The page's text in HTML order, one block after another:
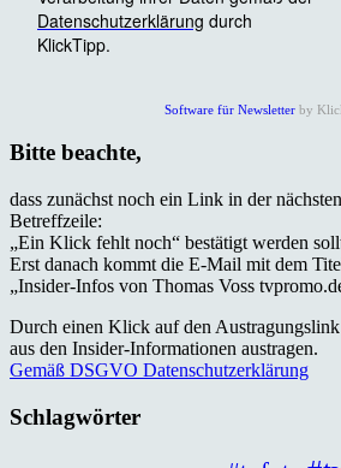
Software für Newsletter by
Bitte beachte,
dass zunächst noch ein Link in der
Betreffzeile:
„Ein Klick fehlt noch“ bestätigt werden
Erst danach kommt die E-Mail mit dem
„Insider-Infos von Thomas Voss
Durch einen Klick auf den
aus den Insider-Informationen austragen.
Gemäß DSGVO Datenschutzerklärung
Schlagwörter